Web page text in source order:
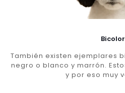
Bicolor
También existen ejemplares
negro o blanco y marrón.
y por eso muy